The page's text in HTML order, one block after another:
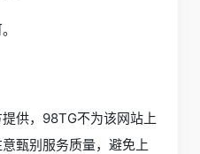
供，98TG不为该网站上
甄别服务质量，避免上